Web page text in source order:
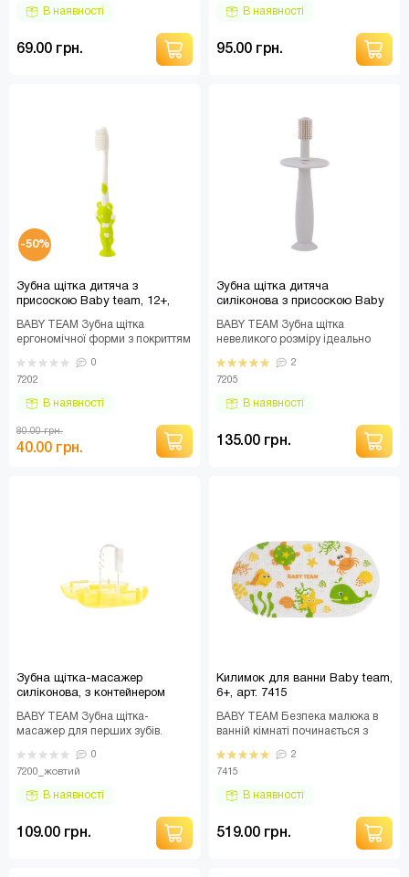
В наявності
69.00 грн.
В наявності
95.00 грн.
-50%
Зубна щітка дитяча з
присоскою Baby team, 12+,
BABY TEAM Зубна щітка
ергономічної форми з покриттям
забезпечують еф..
0
7202
В наявності
80.00 грн.
40.00 грн.
Зубна щітка дитяча
силіконова з присоскою Baby
BABY TEAM Зубна щітка
невеликого розміру ідеально
Силіконові щетинки ..
2
7205
В наявності
135.00 грн.
Зубна щітка-масажер
силіконова, з контейнером
(жовтий)
BABY TEAM Зубна щітка-
масажер для перших зубів.
дбайливо очищають зубки, ..
0
7200_жовтий
В наявності
109.00 грн.
Килимок для ванни Baby team,
6+, арт. 7415
BABY TEAM Безпека малюка в
ванній кімнаті починається з
для безпечного і..
2
7415
В наявності
519.00 грн.